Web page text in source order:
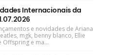
Internacionais da
e novidades de Ariana
mgk, benny blanco, Ellie
Offspring e ma...